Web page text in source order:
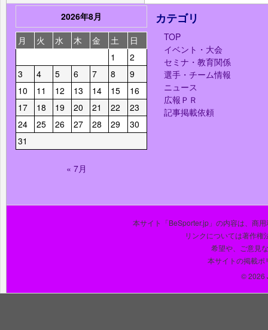
2026年8月
月
火 水 木 金 土
日
1
2
3
4 5 6 7 8
9
10
11 12 13 14 15
16
17
18 19 20 21 22
23
24
25 26 27 28 29
30
31
« 7月
カテゴリ
TOP
イベント・大会
セミナ・教育関係
選手・チーム情報
ニュース
広報ＰＲ
記事掲載依頼
本サイト「BeSporter.jp」の内容は、商
リンクについては著作権
希望や、ご意見
本サイトの掲載ポ
© 2026